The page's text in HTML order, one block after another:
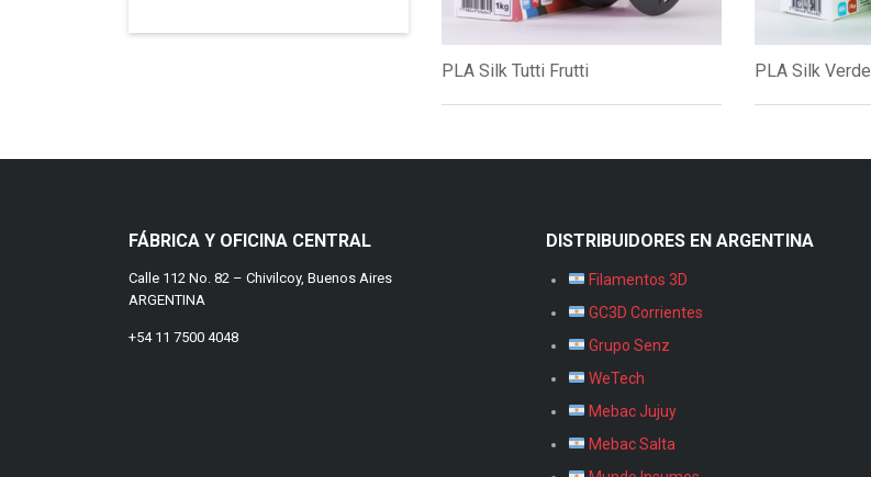
PLA Silk Tutti Frutti PLA Silk Verde
FÁBRICA Y OFICINA CENTRAL
Calle 112 No. 82 – Chivilcoy, Buenos Aires
ARGENTINA
+54 11 7500 4048
DISTRIBUIDORES EN ARGENTINA
Filamentos 3D
GC3D Corrientes
Grupo Senz
WeTech
Mebac Jujuy
Mebac Salta